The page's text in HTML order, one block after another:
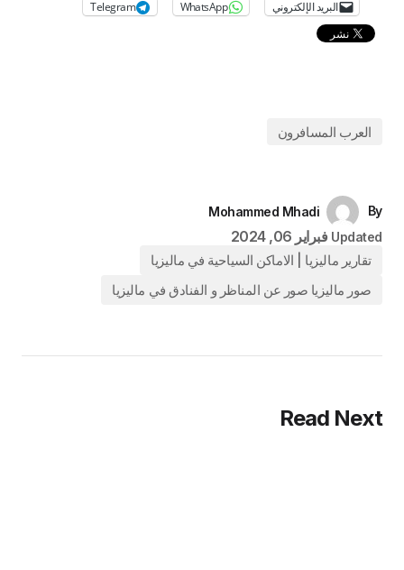
البريد الإلكتروني WhatsApp
Telegram
العرب المسافرون
By
Mohammed Mhadi
Updated فبراير 06, 2024
تقارير ماليزيا | الاماكن السياحية في ماليزيا
صور ماليزيا صور عن المناظر و الفنادق في ماليزيا
Read Next